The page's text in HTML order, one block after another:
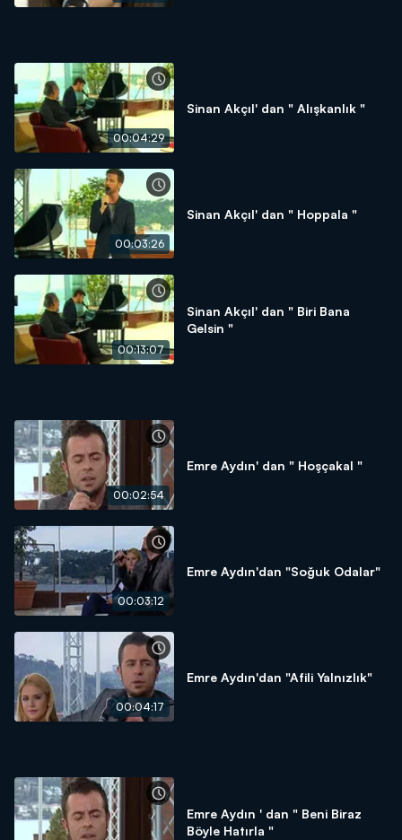
00:04:29
Sinan Akçıl' dan " Alışkanlık "
00:03:26
Sinan Akçıl' dan " Hoppala "
00:13:07
Sinan Akçıl' dan " Biri Bana
Gelsin "
00:02:54
Emre Aydın' dan " Hoşçakal "
00:03:12
Emre Aydın'dan "Soğuk Odalar"
00:04:17
Emre Aydın'dan "Afili Yalnızlık"
Emre Aydın ' dan " Beni Biraz
Böyle Hatırla "